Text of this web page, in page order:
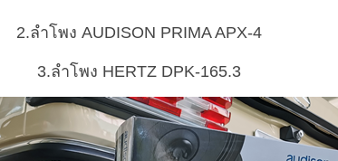
2.ลำโพง AUDISON PRIMA APX-4
3.ลำโพง HERTZ DPK-165.3